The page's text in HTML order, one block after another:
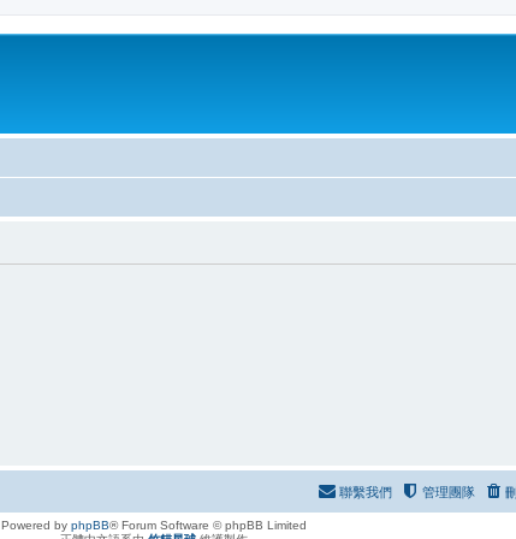
管理團隊
聯繫我們
Powered by phpBB® Forum Software © phpBB Limited